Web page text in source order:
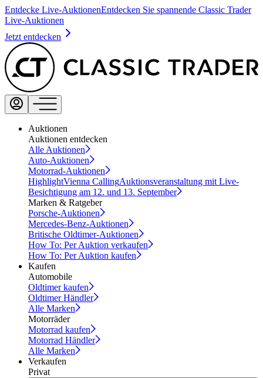
Entdecke Live-AuktionenEntdecken Sie spannende Classic Trader
Live-Auktionen
Jetzt entdecken
Auktionen
Auktionen entdecken
Alle Auktionen
Auto-Auktionen
Motorrad-Auktionen
HighlightVienna CallingAuktionsveranstaltung mit Live-
Besichtigung am 12. und 13. September
Marken & Ratgeber
Porsche-Auktionen
Mercedes-Benz-Auktionen
Britische Oldtimer-Auktionen
How To: Per Auktion verkaufen
How To: Per Auktion kaufen
Kaufen
Automobile
Oldtimer kaufen
Oldtimer Händler
Alle Marken
Motorräder
Motorrad kaufen
Motorrad Händler
Alle Marken
Verkaufen
Privat